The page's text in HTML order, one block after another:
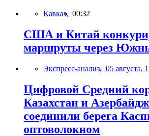
Кавказ, 00:32
США и Китай
маршруты через
Экспресс-анализ, 05 августа,
Цифровой Средний
Казахстан и
соединили берега
оптоволокном